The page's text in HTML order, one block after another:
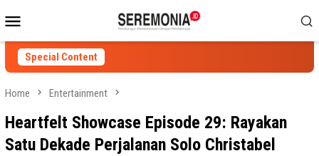
to
contentMenu
Special Content
Home Entertainment
Heartfelt Showcase Episode 29: Rayakan
Satu Dekade Perjalanan Solo Christabel